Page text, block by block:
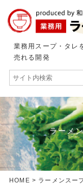
業務用スープ・タレ
売れる開発
ラーメ
HOME > ラーメンスー